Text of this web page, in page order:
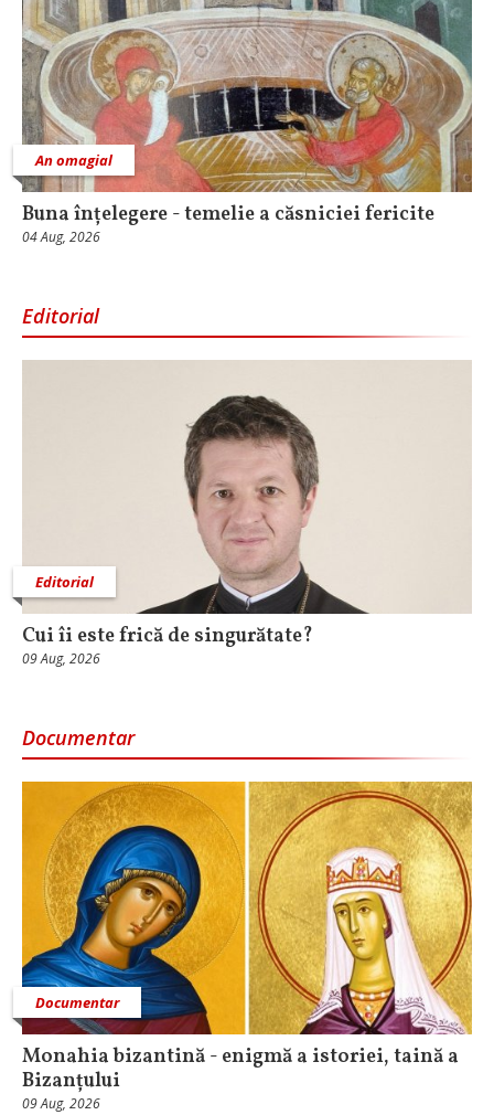
An omagial
Buna înțelegere - temelie a căsniciei fericite
04 Aug, 2026
Editorial
Editorial
Cui îi este frică de singurătate?
09 Aug, 2026
Documentar
Documentar
Monahia bizantină - enigmă a istoriei, taină a
Bizanțului
09 Aug, 2026